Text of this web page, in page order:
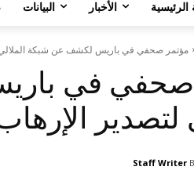
الأخبار البيانات
مؤتمر صحفي في باريس لكشف عن شبكة الملالي
صحفي في
لتصدير
Staff Writer